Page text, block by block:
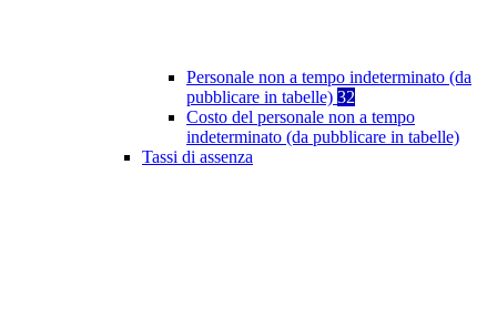
Personale non a tempo indeterminato (da
pubblicare in tabelle) 32
Costo del personale non a tempo
indeterminato (da pubblicare in tabelle)
Tassi di assenza